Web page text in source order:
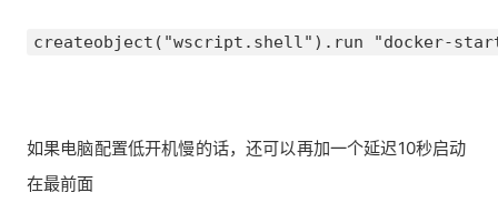
createobject("wscript.shell").run "docker-
如果电脑配置低开机慢的话，还可以再加一个延迟10秒启动
在最前面